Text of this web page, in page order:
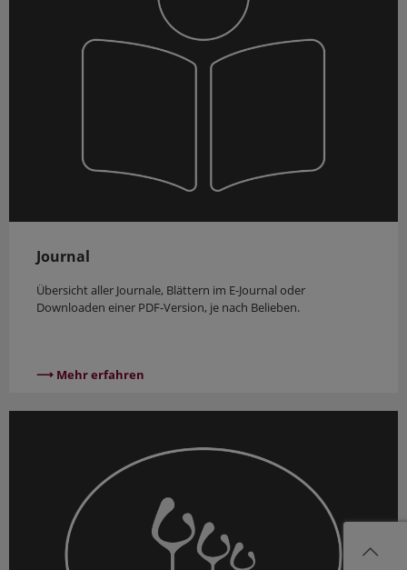
Journal
Übersicht aller Journale, Blättern im E-Journal oder
Downloaden einer PDF-Version, je nach Belieben.
⟶ Mehr erfahren